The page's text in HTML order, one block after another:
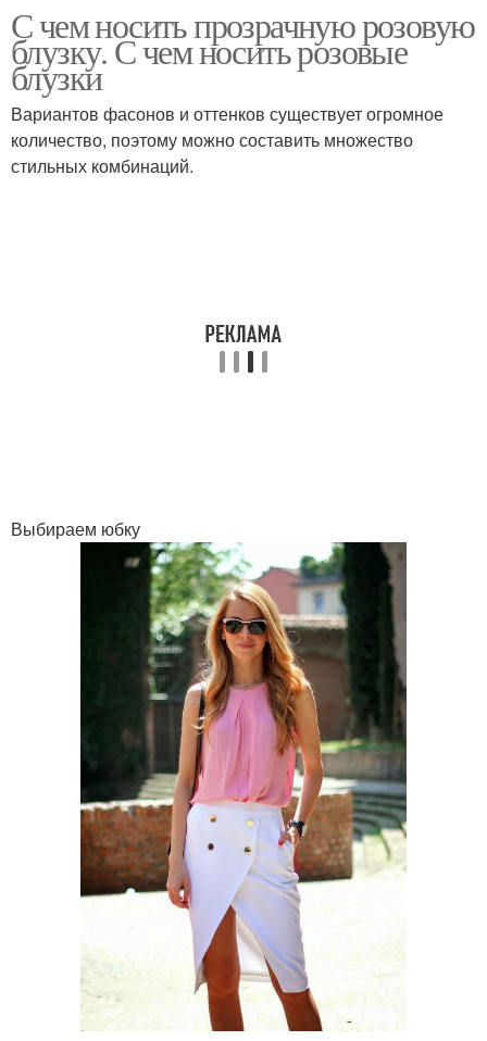
С чем носить прозрачную розовую
блузку. С чем носить розовые
блузки
Вариантов фасонов и оттенков существует огромное
количество, поэтому можно составить множество
стильных комбинаций.
Выбираем юбку